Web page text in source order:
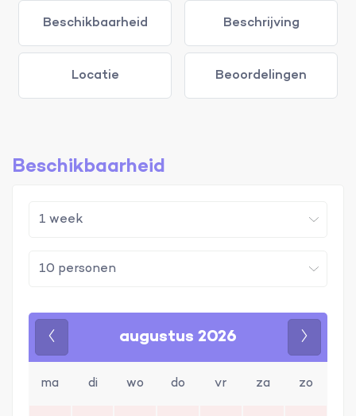
Beschikbaarheid Beschrijving
Locatie Beoordelingen
Beschikbaarheid
augustus 2026
ma di wo do vr za zo